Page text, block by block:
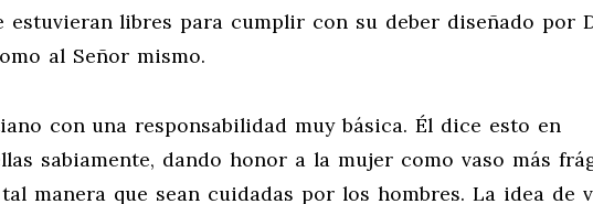
estuvieran libres para cumplir con su deber diseñado por
al Señor mismo.
con una responsabilidad muy básica. Él dice esto en
sabiamente, dando honor a la mujer como vaso más
manera que sean cuidadas por los hombres. La idea de